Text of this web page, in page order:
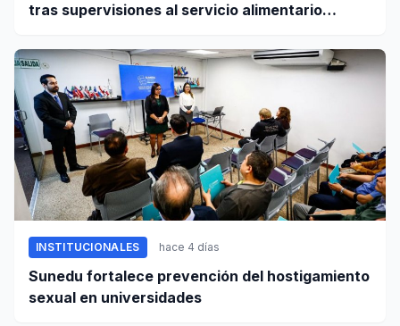
tras supervisiones al servicio alimentario
INSTITUCIONALES hace 4 días
Sunedu fortalece prevención del hostigamiento
sexual en universidades